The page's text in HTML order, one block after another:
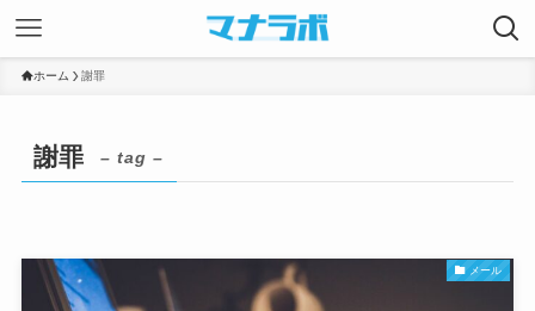
ホーム 謝罪
謝罪 – tag –
メール